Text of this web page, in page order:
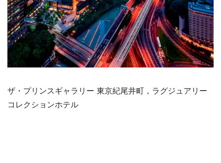
ザ・プリンスギャラリー 東京紀尾井町，ラグジュアリー
コレクションホテル